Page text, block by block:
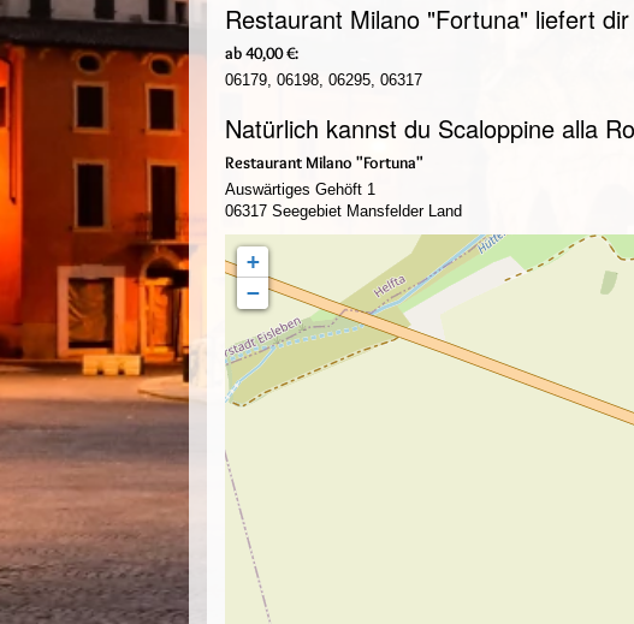
Restaurant Milano "Fortuna" liefert
ab 40,00 €:
06179, 06198, 06295, 06317
Natürlich kannst du Scaloppine alla
Restaurant Milano "Fortuna"
Auswärtiges Gehöft 1
06317 Seegebiet Mansfelder Land
+
−